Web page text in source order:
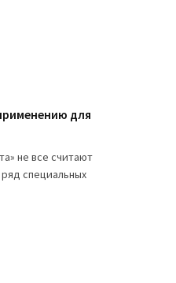
для
не все считают
специальных